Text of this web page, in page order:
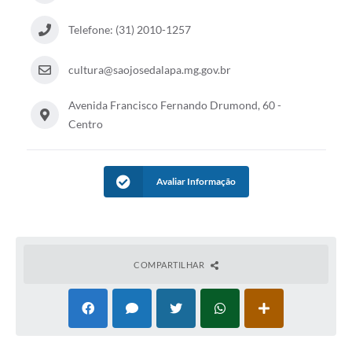
Telefone: (31) 2010-1257
cultura@saojosedalapa.mg.gov.br
Avenida Francisco Fernando Drumond, 60 -
Centro
Avaliar Informação
COMPARTILHAR